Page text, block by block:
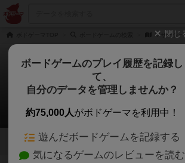
マザーシー
マザーシープ
次のおすすめボードゲーム
2 1
閉じ
ボードゲームのプレイ履歴を記録し
て、
自分のデータを管理しませんか？
約75,000人がボドゲーマを利用中！
遊んだボードゲームを記録する
気になるゲームのレビューを読む